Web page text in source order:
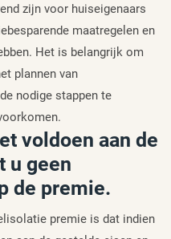
zijn voor huiseigenaars
maatregelen en
Het is belangrijk om
plannen van
nodige stappen te
voldoen aan de
u geen
de premie.
premie is dat indien